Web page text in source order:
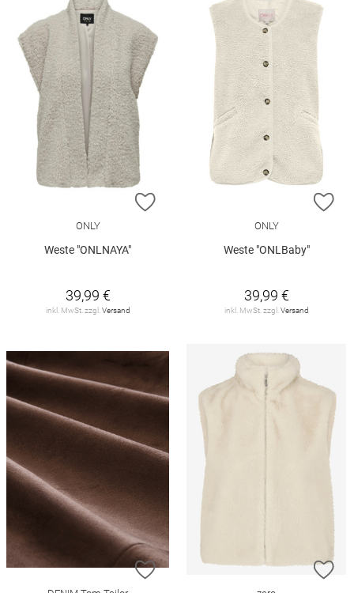
ZUR WUNSCHLISTE HINZUFÜGEN
ONLY
Weste "ONLNAYA"
39,99 €
inkl. MwSt. zzgl. Versand
ONLY
Weste "ONLBaby"
39,99 €
inkl. MwSt. zzgl. Versand
ZUR WUNSCHLISTE HINZUFÜGEN